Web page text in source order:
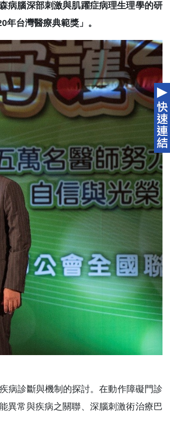
病腦深部刺激與肌躍症病理生理學的研
台灣醫療典範獎」。
病診斷與機制的探討。在動作障礙門診
異常與疾病之關聯、深腦刺激術治療巴